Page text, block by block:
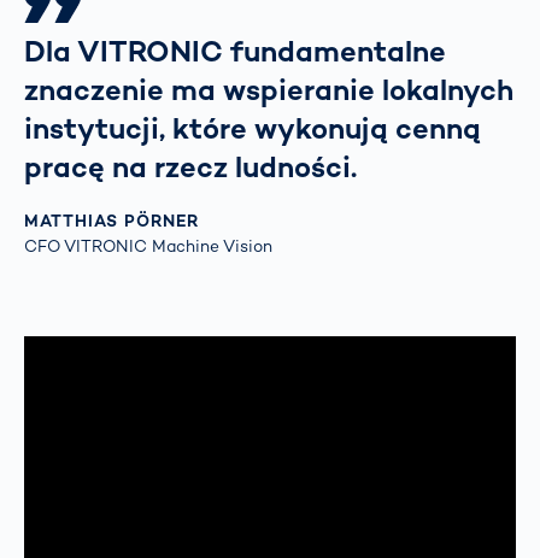
Dla VITRONIC fundamentalne
znaczenie ma wspieranie lokalnych
instytucji, które wykonują cenną
pracę na rzecz ludności.
MATTHIAS PÖRNER
CFO VITRONIC Machine Vision